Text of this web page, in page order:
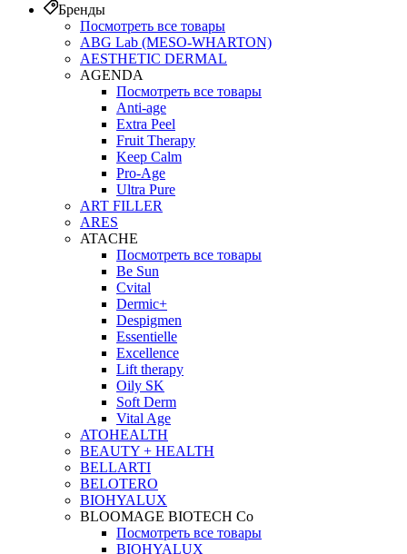
Бренды
Посмотреть все товары
ABG Lab (MESO-WHARTON)
AESTHETIC DERMAL
AGENDA
Посмотреть все товары
Anti-age
Extra Peel
Fruit Therapy
Keep Calm
Pro‑Age
Ultra Pure
ART FILLER
ARES
ATACHE
Посмотреть все товары
Be Sun
Cvital
Dermic+
Despigmen
Essentielle
Excellence
Lift therapy
Oily SK
Soft Derm
Vital Age
ATOHEALTH
BEAUTY + HEALTH
BELLARTI
BELOTERO
BIOHYALUX
BLOOMAGE BIOTECH Co
Посмотреть все товары
BIOHYALUX